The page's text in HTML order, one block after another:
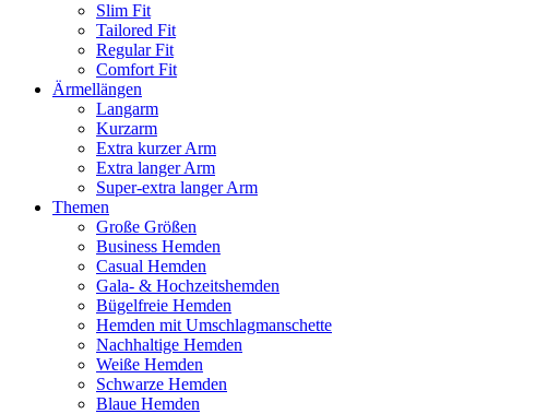
Slim Fit
Tailored Fit
Regular Fit
Comfort Fit
Ärmellängen
Langarm
Kurzarm
Extra kurzer Arm
Extra langer Arm
Super-extra langer Arm
Themen
Große Größen
Business Hemden
Casual Hemden
Gala- & Hochzeitshemden
Bügelfreie Hemden
Hemden mit Umschlagmanschette
Nachhaltige Hemden
Weiße Hemden
Schwarze Hemden
Blaue Hemden